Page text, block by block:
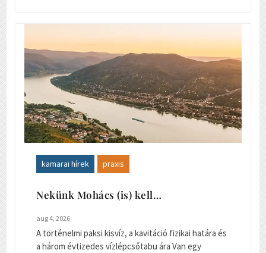
kamarai hírek praxis
Nekünk Mohács (is) kell…
aug 4, 2026
A történelmi paksi kisvíz, a kavitáció fizikai határa és
a három évtizedes vízlépcsőtabu ára Van egy